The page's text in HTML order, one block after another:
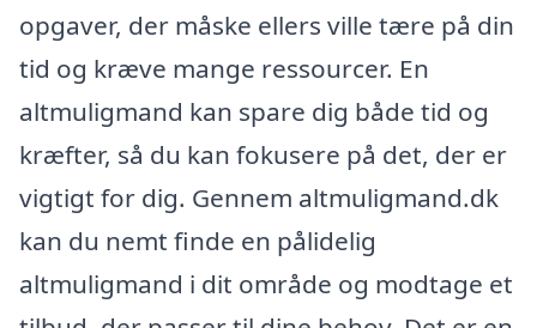
opgaver, der måske ellers ville tære på din
tid og kræve mange ressourcer. En
altmuligmand kan spare dig både tid og
kræfter, så du kan fokusere på det, der er
vigtigt for dig. Gennem altmuligmand.dk
kan du nemt finde en pålidelig
altmuligmand i dit område og modtage et